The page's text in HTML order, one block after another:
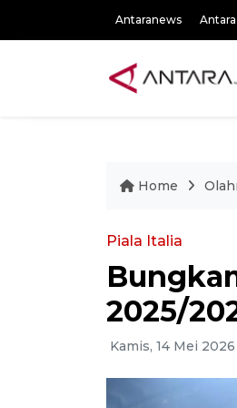
Antaranews
Home
Piala Italia
2025/
Kamis, 14 Mei